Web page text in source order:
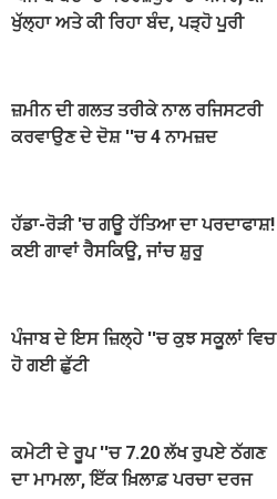
ਖੁੱਲ੍ਹਾ ਅਤੇ ਕੀ ਰਿਹਾ ਬੰਦ, ਪੜ੍ਹੋ ਪੂਰੀ
ਜ਼ਮੀਨ ਦੀ ਗਲਤ ਤਰੀਕੇ ਨਾਲ ਰਜਿਸਟਰੀ
ਕਰਵਾਉਣ ਦੇ ਦੋਸ਼ ''ਚ 4 ਨਾਮਜ਼ਦ
ਹੱਡਾ-ਰੋੜੀ 'ਚ ਗਊ ਹੱਤਿਆ ਦਾ ਪਰਦਾਫਾਸ਼!
ਕਈ ਗਾਵਾਂ ਰੈਸਕਿਊ, ਜਾਂਚ ਸ਼ੁਰੂ
ਪੰਜਾਬ ਦੇ ਇਸ ਜ਼ਿਲ੍ਹੇ ''ਚ ਕੁਝ ਸਕੂਲਾਂ ਵਿਚ
ਹੋ ਗਈ ਛੁੱਟੀ
ਕਮੇਟੀ ਦੇ ਰੂਪ ''ਚ 7.20 ਲੱਖ ਰੁਪਏ ਠੱਗਣ
ਦਾ ਮਾਮਲਾ, ਇੱਕ ਖ਼ਿਲਾਫ਼ ਪਰਚਾ ਦਰਜ